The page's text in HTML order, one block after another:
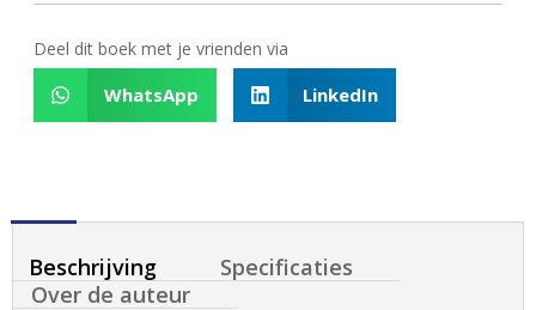
Deel dit boek met je vrienden via
WhatsApp LinkedIn
Beschrijving
Specificaties
Over de auteur